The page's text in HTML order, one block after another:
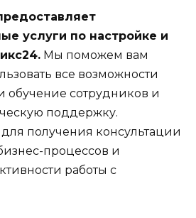
услуги по настройке и
Мы поможем вам
все возможности
обучение сотрудников и
поддержку.
получения консультации
процессов и
работы с